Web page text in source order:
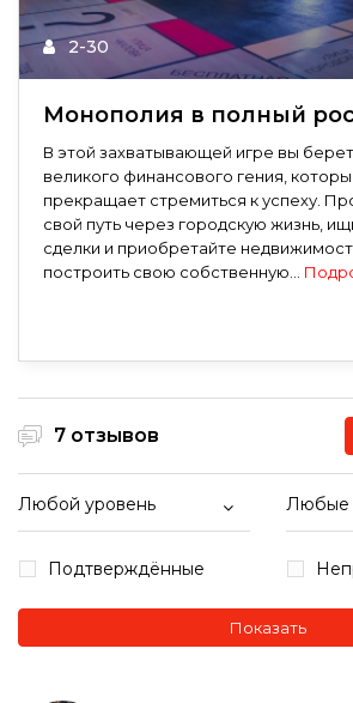
2-30
Монополия в полный
В этой захватывающей игре вы
великого финансового гения,
прекращает стремиться к успеху.
свой путь через городскую жизнь,
сделки и приобретайте
построить свою собственную...
7 отзывов
Любой уровень Любые
Подтверждённые
Показать